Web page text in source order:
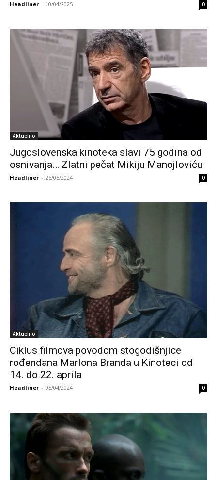
Headliner - 10/04/2025 0
Aktuelno
Jugoslovenska kinoteka slavi 75 godina od
osnivanja… Zlatni pečat Mikiju Manojloviću
Headliner - 25/05/2024 0
Aktuelno
Ciklus filmova povodom stogodišnjice
rođendana Marlona Branda u Kinoteci od
14. do 22. aprila
Headliner - 05/04/2024 0